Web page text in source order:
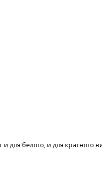
для белого, и для красного